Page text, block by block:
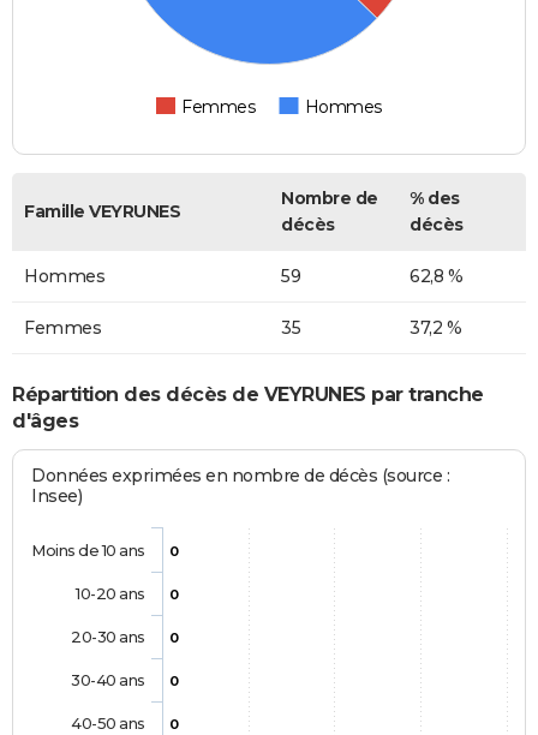
Femmes Hommes
Famille VEYRUNES
Nombre de
décès
% des
décès
Hommes 59 62,8 %
Femmes 35 37,2 %
Répartition des décès de VEYRUNES par tranche
d'âges
Données exprimées en nombre de décès (source :
Insee)
0
0
0
0
0
Moins de 10 ans
10-20 ans
20-30 ans
30-40 ans
40-50 ans